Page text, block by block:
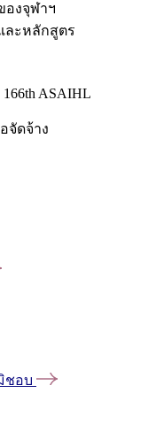
องจุฬาฯ
ละหลักสูตร
166th ASAIHL
จัดจ้าง
ชอบ